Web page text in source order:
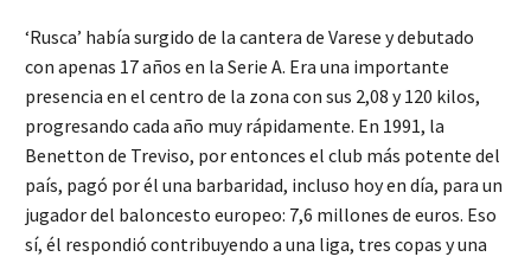
‘Rusca’ había surgido de la cantera de Varese y debutado
con apenas 17 años en la Serie A. Era una importante
presencia en el centro de la zona con sus 2,08 y 120 kilos,
progresando cada año muy rápidamente. En 1991, la
Benetton de Treviso, por entonces el club más potente del
país, pagó por él una barbaridad, incluso hoy en día, para un
jugador del baloncesto europeo: 7,6 millones de euros. Eso
sí, él respondió contribuyendo a una liga, tres copas y una